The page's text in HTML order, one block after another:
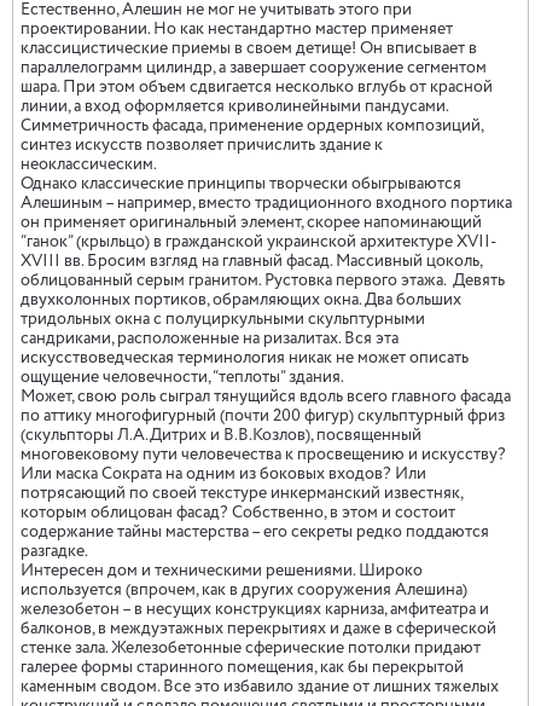
Естественно, Алешин не мог не учитывать этого при
проектировании. Но как нестандартно мастер применяет
классицистические приемы в своем детище! Он вписывает в
параллелограмм цилиндр, а завершает сооружение сегментом
шара. При этом объем сдвигается несколько вглубь от красной
линии, а вход оформляется криволинейными пандусами.
Симметричность фасада, применение ордерных композиций,
синтез искусств позволяет причислить здание к
неоклассическим.
Однако классические принципы творчески обыгрываются
Алешиным – например, вместо традиционного входного портика
он применяет оригинальный элемент, скорее напоминающий
“ганок” (крыльцо) в гражданской украинской архитектуре XVII-
XVIII вв. Бросим взгляд на главный фасад. Массивный цоколь,
облицованный серым гранитом. Рустовка первого этажа. Девять
двухколонных портиков, обрамляющих окна. Два больших
тридольных окна с полуциркульными скульптурными
сандриками, расположенные на ризалитах. Вся эта
искусствоведческая терминология никак не может описать
ощущение человечности, “теплоты” здания.
Может, свою роль сыграл тянущийся вдоль всего главного фасада
по аттику многофигурный (почти 200 фигур) скульптурный фриз
(скульпторы Л.А.Дитрих и В.В.Козлов), посвященный
многовековому пути человечества к просвещению и искусству?
Или маска Сократа на одним из боковых входов? Или
потрясающий по своей текстуре инкерманский известняк,
которым облицован фасад? Собственно, в этом и состоит
содержание тайны мастерства – его секреты редко поддаются
разгадке.
Интересен дом и техническими решениями. Широко
используется (впрочем, как в других сооружения Алешина)
железобетон – в несущих конструкциях карниза, амфитеатра и
балконов, в междуэтажных перекрытиях и даже в сферической
стенке зала. Железобетонные сферические потолки придают
галерее формы старинного помещения, как бы перекрытой
каменным сводом. Все это избавило здание от лишних тяжелых